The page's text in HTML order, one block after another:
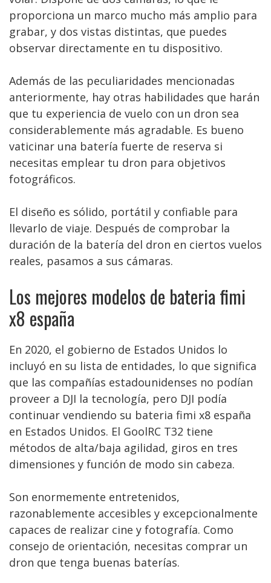
proporciona un marco mucho más amplio para
grabar, y dos vistas distintas, que puedes
observar directamente en tu dispositivo.
Además de las peculiaridades mencionadas
anteriormente, hay otras habilidades que harán
que tu experiencia de vuelo con un dron sea
considerablemente más agradable. Es bueno
vaticinar una batería fuerte de reserva si
necesitas emplear tu dron para objetivos
fotográficos.
El diseño es sólido, portátil y confiable para
llevarlo de viaje. Después de comprobar la
duración de la batería del dron en ciertos vuelos
reales, pasamos a sus cámaras.
Los mejores modelos de bateria fimi
x8 españa
En 2020, el gobierno de Estados Unidos lo
incluyó en su lista de entidades, lo que significa
que las compañías estadounidenses no podían
proveer a DJI la tecnología, pero DJI podía
continuar vendiendo su bateria fimi x8 españa
en Estados Unidos. El GoolRC T32 tiene
métodos de alta/baja agilidad, giros en tres
dimensiones y función de modo sin cabeza.
Son enormemente entretenidos,
razonablemente accesibles y excepcionalmente
capaces de realizar cine y fotografía. Como
consejo de orientación, necesitas comprar un
dron que tenga buenas baterías.